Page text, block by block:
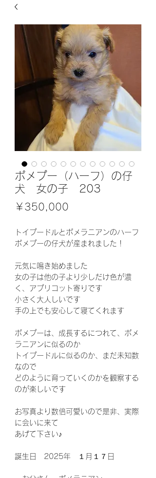
ポメプー（ハーフ）の仔
犬 女の子 203
￥350,000
トイプードルとポメラニアンのハーフ
ポメプーの仔犬が産まれました！
元気に鳴き始めました
女の子は他の子より少しだけ色が濃
く、アプリコット寄りです
小さく大人しいです
手の上でも安心して寝てくれます
ポメプーは、成長するにつれて、ポメ
ラニアンに似るのか
トイプードルに似るのか、まだ未知数
なので
どのように育っていくのかを観察する
のが楽しいです
お写真より数倍可愛いので是非、実際
に会いに来て
あげて下さい♪
誕生日 2025年 １月１７日